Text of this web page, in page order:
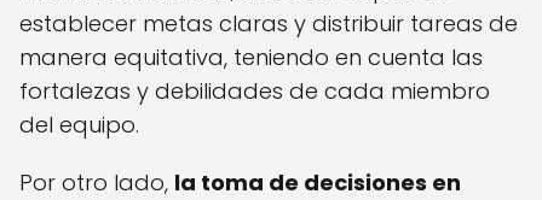
establecer metas claras y distribuir tareas de
manera equitativa, teniendo en cuenta las
fortalezas y debilidades de cada miembro
del equipo.
Por otro lado, la toma de decisiones en